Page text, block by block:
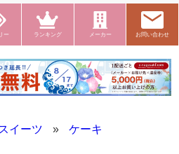
ー ランキング メーカー お問い合わせ
イーツ » ケーキ